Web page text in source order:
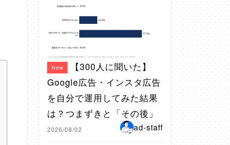
New
【300人に聞いた】
Google広告・インスタ広告
を自分で運用してみた結果
は？つまずきと「その後」
2026/08/02 ad-staff